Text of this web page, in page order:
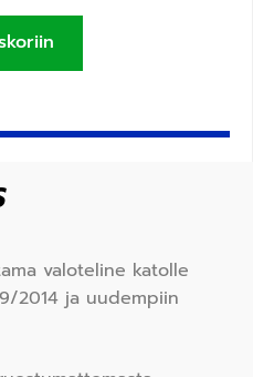
valoteline katolle
2014 ja uudempiin